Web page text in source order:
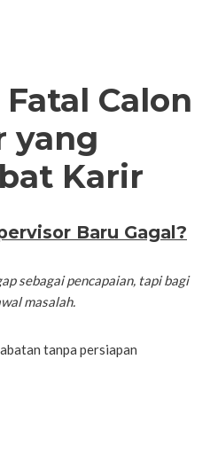
Calon
yang
Karir
Baru Gagal?
sebagai pencapaian, tapi bagi
masalah.
tanpa persiapan